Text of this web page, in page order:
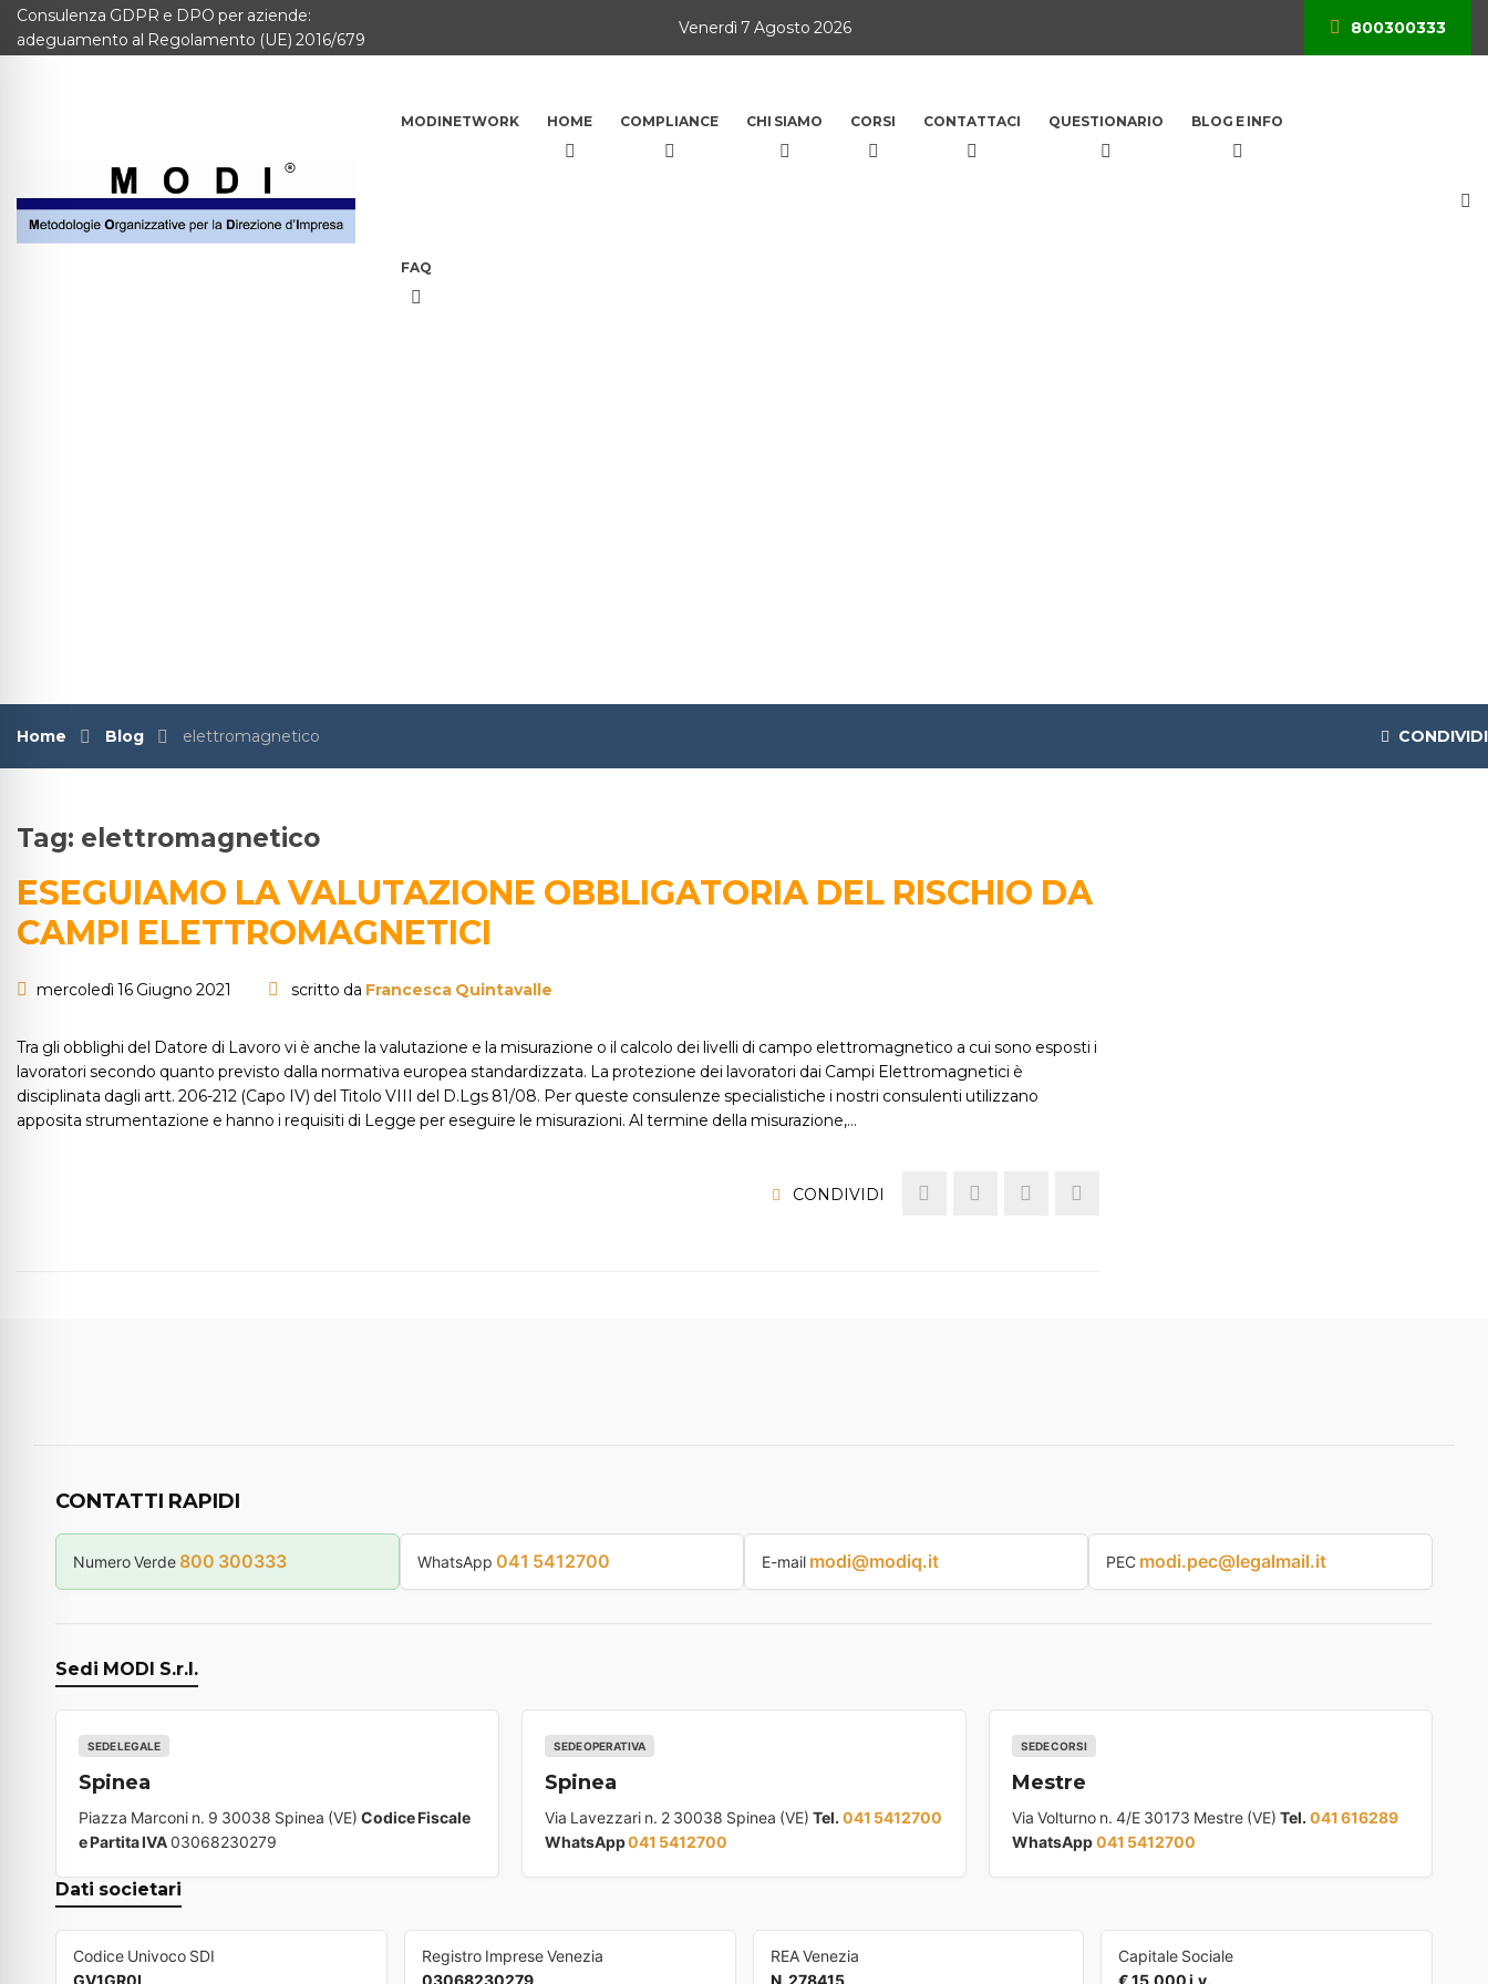
MODINETWORK
Chi Siamo
Corsi
Consulenza GDPR e DPO per aziende:
adeguamento al Regolamento (UE) 2016/679
Venerdì 7 Agosto 2026 800300333
MODINETWORK HOME COMPLIANCE CHI SIAMO CORSI CONTATTACI QUESTIONARIO BLOG E INFO
FAQ
Home Blog elettromagnetico CONDIVIDI
Tag: elettromagnetico
ESEGUIAMO LA VALUTAZIONE OBBLIGATORIA DEL RISCHIO DA
CAMPI ELETTROMAGNETICI
mercoledì 16 Giugno 2021 scritto da Francesca Quintavalle
Tra gli obblighi del Datore di Lavoro vi è anche la valutazione e la misurazione o il calcolo dei livelli di campo elettromagnetico a cui sono esposti i
lavoratori secondo quanto previsto dalla normativa europea standardizzata. La protezione dei lavoratori dai Campi Elettromagnetici è
disciplinata dagli artt. 206-212 (Capo IV) del Titolo VIII del D.Lgs 81/08. Per queste consulenze specialistiche i nostri consulenti utilizzano
apposita strumentazione e hanno i requisiti di Legge per eseguire le misurazioni. Al termine della misurazione,…
CONDIVIDI
CONTATTI RAPIDI
Numero Verde 800 300333 WhatsApp 041 5412700 E-mail modi@modiq.it PEC modi.pec@legalmail.it
Sedi MODI S.r.l.
SEDE LEGALE
Spinea
Piazza Marconi n. 9 30038 Spinea (VE) Codice Fiscale
e Partita IVA03068230279
SEDE OPERATIVA
Spinea
Via Lavezzari n. 2 30038 Spinea (VE)Tel. 041 5412700
WhatsApp041 5412700
SEDE CORSI
Mestre
Via Volturno n. 4/E 30173 Mestre (VE) Tel. 041 616289
WhatsApp041 5412700
Dati societari
Codice Univoco SDI
GV1GR0L
Registro Imprese Venezia
03068230279
REA Venezia
N. 278415
Capitale Sociale
€ 15.000 i.v.